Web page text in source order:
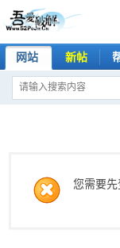
网站 新帖
您需要